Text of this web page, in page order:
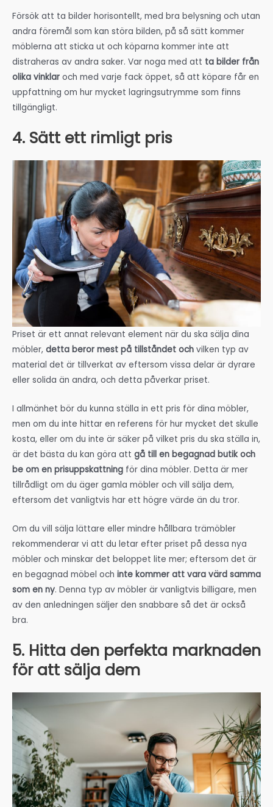
Försök att ta bilder horisontellt, med bra belysning och utan
andra föremål som kan störa bilden, på så sätt kommer
möblerna att sticka ut och köparna kommer inte att
distraheras av andra saker. Var noga med att ta bilder från
olika vinklar och med varje fack öppet, så att köpare får en
uppfattning om hur mycket lagringsutrymme som finns
tillgängligt.
4. Sätt ett rimligt pris
Priset är ett annat relevant element när du ska sälja dina
möbler, detta beror mest på tillståndet och vilken typ av
material det är tillverkat av eftersom vissa delar är dyrare
eller solida än andra, och detta påverkar priset.
I allmänhet bör du kunna ställa in ett pris för dina möbler,
men om du inte hittar en referens för hur mycket det skulle
kosta, eller om du inte är säker på vilket pris du ska ställa in,
är det bästa du kan göra att gå till en begagnad butik och
be om en prisuppskattning för dina möbler. Detta är mer
tillrådligt om du äger gamla möbler och vill sälja dem,
eftersom det vanligtvis har ett högre värde än du tror.
Om du vill sälja lättare eller mindre hållbara trämöbler
rekommenderar vi att du letar efter priset på dessa nya
möbler och minskar det beloppet lite mer; eftersom det är
en begagnad möbel och inte kommer att vara värd samma
som en ny. Denna typ av möbler är vanligtvis billigare, men
av den anledningen säljer den snabbare så det är också
bra.
5. Hitta den perfekta marknaden
för att sälja dem